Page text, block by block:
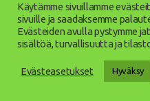
© 2026 Positiiviset ry
Tietosuojaseloste
Käytämme sivuillamme
sivuille ja saadaksemme
Evästeiden avulla pystymme
sisältöä, turvallisuutta ja
Evästeasetukset Hyväksy